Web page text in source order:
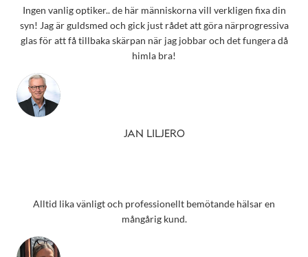
Ingen vanlig optiker.. de här människorna vill verkligen fixa din
syn! Jag är guldsmed och gick just rådet att göra närprogressiva
glas för att få tillbaka skärpan när jag jobbar och det fungera då
himla bra!
JAN LILJERO
Alltid lika vänligt och professionellt bemötande hälsar en
mångårig kund.